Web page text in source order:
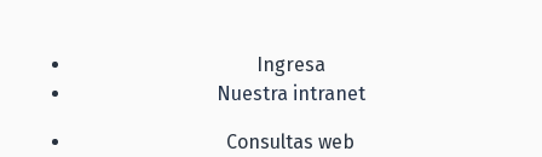
Ingresa
Nuestra intranet
Consultas web